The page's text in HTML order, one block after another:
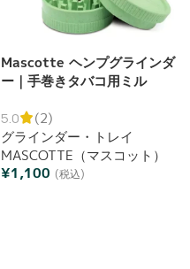
Mascotte ヘンプグラインダ
ー｜手巻きタバコ用ミル
5.0
(2)
グラインダー・トレイ
MASCOTTE（マスコット）
¥1,100 (税込)